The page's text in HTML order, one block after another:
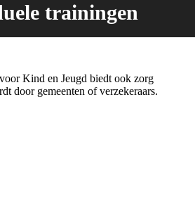
trainingen
Kind en Jeugd biedt ook zorg
door gemeenten of verzekeraars.